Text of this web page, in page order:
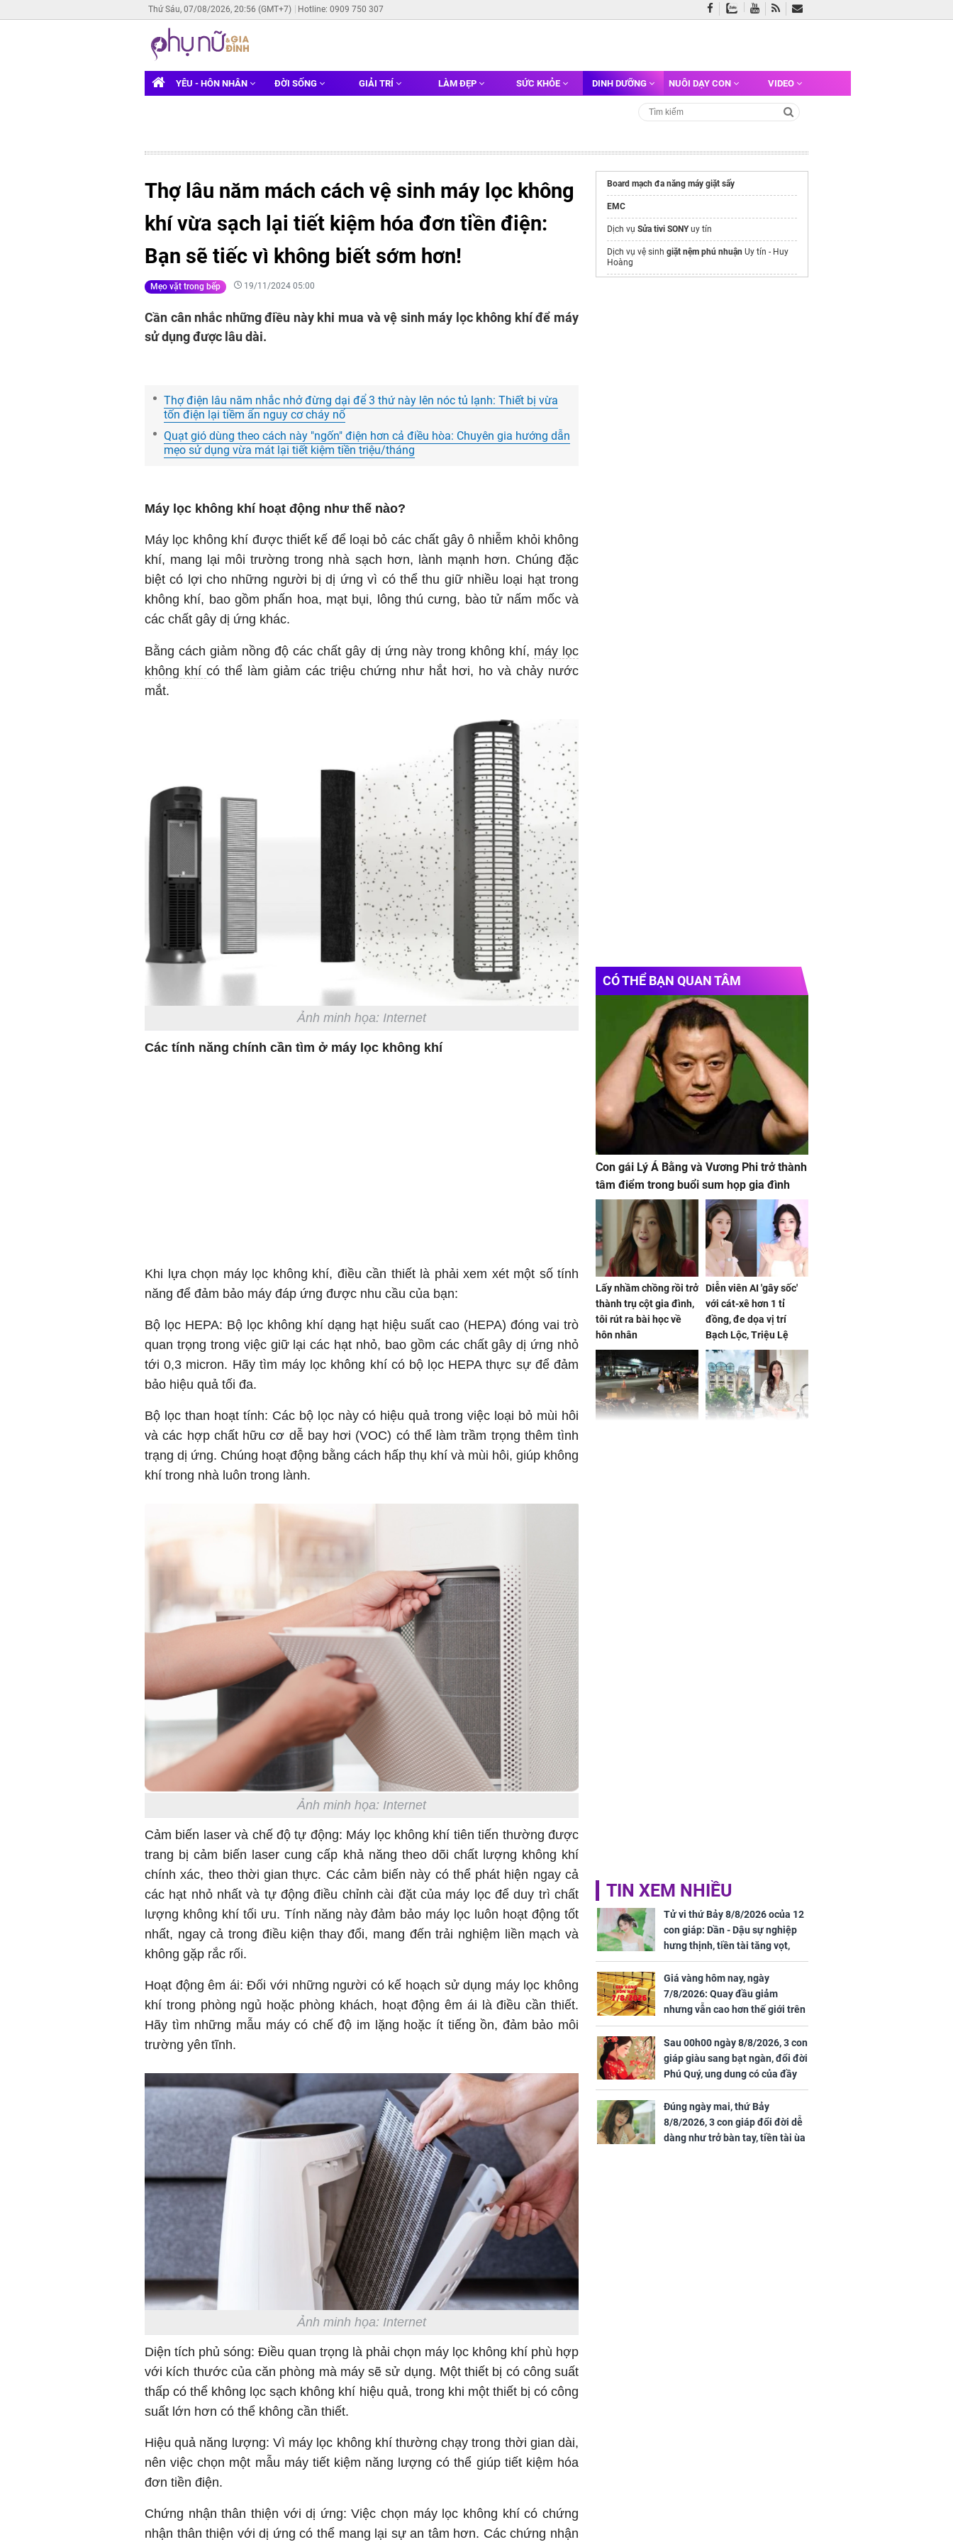
Thứ Sáu, 07/08/2026, 20:56 (GMT+7) Hotline: 0909 750 307
YÊU - HÔN NHÂN ĐỜI SỐNG GIẢI TRÍ LÀM ĐẸP SỨC KHỎE DINH DƯỠNG NUÔI DẠY CON VIDEO
Thợ lâu năm mách cách vệ sinh máy lọc không
khí vừa sạch lại tiết kiệm hóa đơn tiền điện:
Bạn sẽ tiếc vì không biết sớm hơn!
Mẹo vặt trong bếp 19/11/2024 05:00
Cần cân nhắc những điều này khi mua và vệ sinh máy lọc không khí để máy
sử dụng được lâu dài.
Thợ điện lâu năm nhắc nhở đừng dại để 3 thứ này lên nóc tủ lạnh: Thiết bị vừa
tốn điện lại tiềm ẩn nguy cơ cháy nổ
Quạt gió dùng theo cách này "ngốn" điện hơn cả điều hòa: Chuyên gia hướng dẫn
mẹo sử dụng vừa mát lại tiết kiệm tiền triệu/tháng
Máy lọc không khí hoạt động như thế nào?
Máy lọc không khí được thiết kế để loại bỏ các chất gây ô nhiễm khỏi không
khí, mang lại môi trường trong nhà sạch hơn, lành mạnh hơn. Chúng đặc
biệt có lợi cho những người bị dị ứng vì có thể thu giữ nhiều loại hạt trong
không khí, bao gồm phấn hoa, mạt bụi, lông thú cưng, bào tử nấm mốc và
các chất gây dị ứng khác.
Bằng cách giảm nồng độ các chất gây dị ứng này trong không khí, máy lọc
không khí có thể làm giảm các triệu chứng như hắt hơi, ho và chảy nước
mắt.
Ảnh minh họa: Internet
Các tính năng chính cần tìm ở máy lọc không khí
Khi lựa chọn máy lọc không khí, điều cần thiết là phải xem xét một số tính
năng để đảm bảo máy đáp ứng được nhu cầu của bạn:
Bộ lọc HEPA: Bộ lọc không khí dạng hạt hiệu suất cao (HEPA) đóng vai trò
quan trọng trong việc giữ lại các hạt nhỏ, bao gồm các chất gây dị ứng nhỏ
tới 0,3 micron. Hãy tìm máy lọc không khí có bộ lọc HEPA thực sự để đảm
bảo hiệu quả tối đa.
Bộ lọc than hoạt tính: Các bộ lọc này có hiệu quả trong việc loại bỏ mùi hôi
và các hợp chất hữu cơ dễ bay hơi (VOC) có thể làm trầm trọng thêm tình
trạng dị ứng. Chúng hoạt động bằng cách hấp thụ khí và mùi hôi, giúp không
khí trong nhà luôn trong lành.
Ảnh minh họa: Internet
Cảm biến laser và chế độ tự động: Máy lọc không khí tiên tiến thường được
trang bị cảm biến laser cung cấp khả năng theo dõi chất lượng không khí
chính xác, theo thời gian thực. Các cảm biến này có thể phát hiện ngay cả
các hạt nhỏ nhất và tự động điều chỉnh cài đặt của máy lọc để duy trì chất
lượng không khí tối ưu. Tính năng này đảm bảo máy lọc luôn hoạt động tốt
nhất, ngay cả trong điều kiện thay đổi, mang đến trải nghiệm liền mạch và
không gặp rắc rối.
Hoạt động êm ái: Đối với những người có kế hoạch sử dụng máy lọc không
khí trong phòng ngủ hoặc phòng khách, hoạt động êm ái là điều cần thiết.
Hãy tìm những mẫu máy có chế độ im lặng hoặc ít tiếng ồn, đảm bảo môi
trường yên tĩnh.
Ảnh minh họa: Internet
Diện tích phủ sóng: Điều quan trọng là phải chọn máy lọc không khí phù hợp
với kích thước của căn phòng mà máy sẽ sử dụng. Một thiết bị có công suất
thấp có thể không lọc sạch không khí hiệu quả, trong khi một thiết bị có công
suất lớn hơn có thể không cần thiết.
Hiệu quả năng lượng: Vì máy lọc không khí thường chạy trong thời gian dài,
nên việc chọn một mẫu máy tiết kiệm năng lượng có thể giúp tiết kiệm hóa
đơn tiền điện.
Chứng nhận thân thiện với dị ứng: Việc chọn máy lọc không khí có chứng
nhận thân thiện với dị ứng có thể mang lại sự an tâm hơn. Các chứng nhận
Board mạch đa năng máy giặt sấy
EMC
Dịch vụ Sửa tivi SONYuy tín
Dịch vụ vệ sinh giặt nệm phú nhuận Uy tín - Huy
Hoàng
CÓ THỂ BẠN QUAN TÂM
Con gái Lý Á Bằng và Vương Phi trở thành
tâm điểm trong buổi sum họp gia đình
Lấy nhầm chồng rồi trở
thành trụ cột gia đình,
tôi rút ra bài học về
hôn nhân
Diễn viên AI 'gây sốc'
với cát-xê hơn 1 tỉ
đồng, đe dọa vị trí
Bạch Lộc, Triệu Lệ
Dĩnh
TIN XEM NHIỀU
Tử vi thứ Bảy 8/8/2026 ocủa 12
con giáp: Dần - Dậu sự nghiệp
hưng thịnh, tiền tài tăng vọt,
Mão - Thân công việc bất trắc,
tiền mất tật mang
Giá vàng hôm nay, ngày
7/8/2026: Quay đầu giảm
nhưng vẫn cao hơn thế giới trên
7 triệu đồng
Sau 00h00 ngày 8/8/2026, 3 con
giáp giàu sang bạt ngàn, đổi đời
Phú Quý, ung dung có của đầy
nhà, ngày càng hưng thịnh sung
túc
Đúng ngày mai, thứ Bảy
8/8/2026, 3 con giáp đổi đời dễ
dàng như trở bàn tay, tiền tài ùa